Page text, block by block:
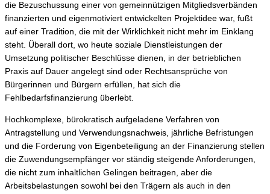
die Bezu­schussung einer von gemeinnützigen Mitgliedsverbänden
finanzierten und eigenmotiviert entwickelten Projektidee war, fußt
auf einer Tradition, die mit der Wirklichkeit nicht mehr im Einklang
steht. Überall dort, wo heute soziale Dienstleistungen der
Umsetzung politischer Beschlüsse dienen, in der betrieblichen
Praxis auf Dauer angelegt sind oder Rechtsan­sprüche von
Bürgerinnen und Bürgern erfüllen, hat sich die
Fehlbedarfsfinanzierung überlebt.
Hochkomplexe, bürokratisch aufgeladene Verfahren von
Antragstellung und Verwendungs­nachweis, jährliche Befristungen
und die Forderung von Eigenbeteiligung an der Finanzierung stellen
die Zuwendungsempfänger vor ständig steigende Anforderungen,
die nicht zum inhaltlichen Gelingen beitragen, aber die
Arbeitsbelastungen sowohl bei den Trägern als auch in den